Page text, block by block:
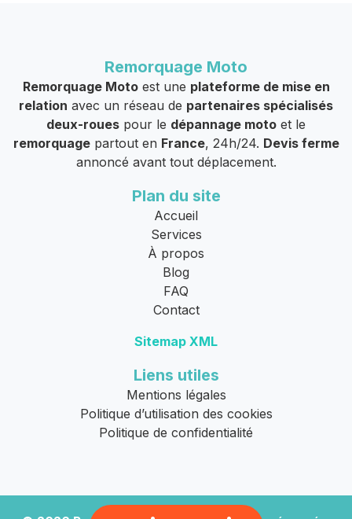
Remorquage Moto
Remorquage Motoest une plateforme de mise en
relation avec un réseau de partenaires spécialisés
deux-roues pour le dépannage moto et le
remorquagepartout en France, 24h/24. Devis ferme
annoncé avant tout déplacement.
Plan du site
Accueil
Services
À propos
Blog
FAQ
Contact
Sitemap XML
Liens utiles
Mentions légales
Politique d’utilisation des cookies
Politique de confidentialité